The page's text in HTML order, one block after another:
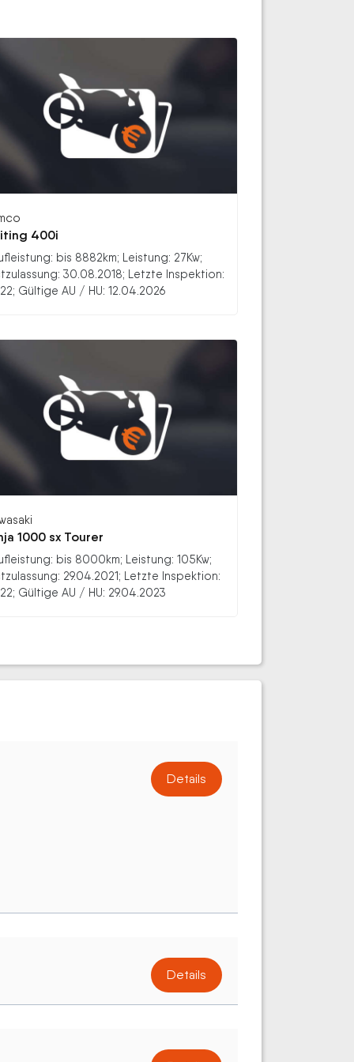
400i
bis 8882km; Leistung: 27Kw;
30.08.2018; Letzte Inspektion:
Gültige AU / HU: 12.04.2026
1000 sx Tourer
bis 8000km; Leistung: 105Kw;
29.04.2021; Letzte Inspektion:
Gültige AU / HU: 29.04.2023
Details
Details